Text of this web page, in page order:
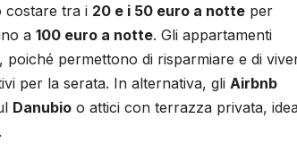
costare tra i 20 e i 50 euro a notte per
a 100 euro a notte. Gli appartamenti
permettono di risparmiare e di
per la serata. In alternativa, gli Airbnb
Danubio o attici con terrazza privata,